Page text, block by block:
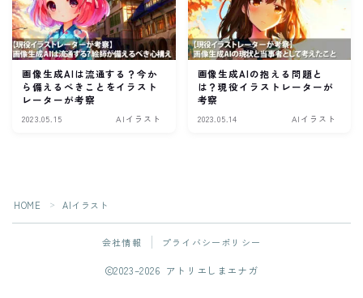
ブログ
お仕事依頼
X(Twitter)
画像生成AIは流通する？今か
ら備えるべきことをイラスト
レーターが考察
2023.05.15 AIイラスト
画像生成AIの抱える問題と
は？現役イラストレーターが
考察
2023.05.14 AIイラスト
HOME ＞ AIイラスト
会社情報 プライバシーポリシー
2023–2026 アトリエしまエナガ